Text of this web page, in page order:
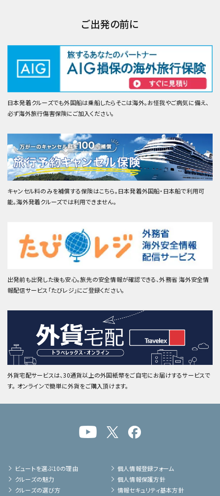
ご出発の前に
日本発着クルーズでも外国船は乗船したらそこは海外。お怪我やご病気に備え、
必ず海外旅行傷害保険にご加入ください。
キャンセル料のみを補償する保険はこちら。日本発着外国船・日本船で利用可
能。海外発着クルーズでは利用できません。
出発前も出発した後も安心。旅先の安全情報が確認できる、外務省 海外安全情
報配信サービス「たびレジ」にご登録ください。
外貨宅配サービスは、30通貨以上の外国紙幣をご自宅にお届けするサービスで
す。 オンラインで簡単に外貨をご購入頂けます。
ビュートを選ぶ10の理由
クルーズの魅力
クルーズの選び方
個人情報登録フォーム
個人情報保護方針
情報セキュリティ基本方針